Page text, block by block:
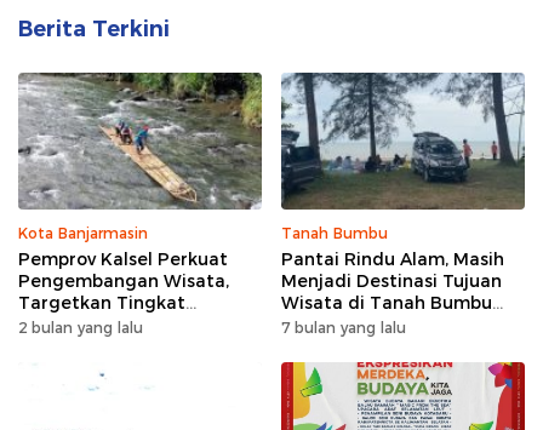
Berita Terkini
Kota Banjarmasin
Pemprov Kalsel Perkuat
Pengembangan Wisata,
Targetkan Tingkat
Kunjungan Naik 5 Persen di
2 bulan yang lalu
Tanah Bumbu
Pantai Rindu Alam, Masih
Menjadi Destinasi Tujuan
Wisata di Tanah Bumbu
dengan Rindangnya Pohon
7 bulan yang lalu